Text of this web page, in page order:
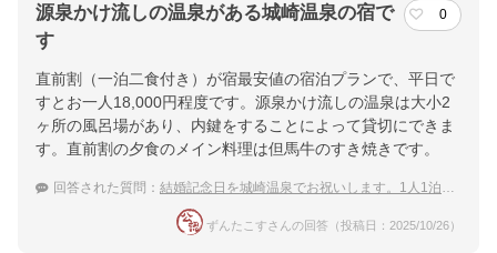
源泉かけ流しの温泉がある城崎温泉の宿で
す
0
直前割（一泊二食付き）が宿最安値の宿泊プランで、平日で
すとお一人18,000円程度です。源泉かけ流しの温泉は大小2
ヶ所の風呂場があり、内鍵をすることによって貸切にできま
す。直前割の夕食のメイン料理は但馬牛のすき焼きです。
回答された質問： 結婚記念日を城崎温泉でお祝いします。1人1泊2万円以内で源泉かけ流し温泉がある宿はありますか？
ずんたこすさんの回答（投稿日：2025/10/26）